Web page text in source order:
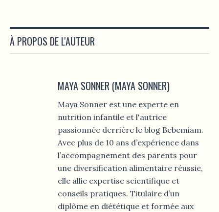
À PROPOS DE L'AUTEUR
MAYA SONNER (MAYA SONNER)
Maya Sonner est une experte en
nutrition infantile et l'autrice
passionnée derrière le blog Bebemiam.
Avec plus de 10 ans d’expérience dans
l’accompagnement des parents pour
une diversification alimentaire réussie,
elle allie expertise scientifique et
conseils pratiques. Titulaire d’un
diplôme en diététique et formée aux